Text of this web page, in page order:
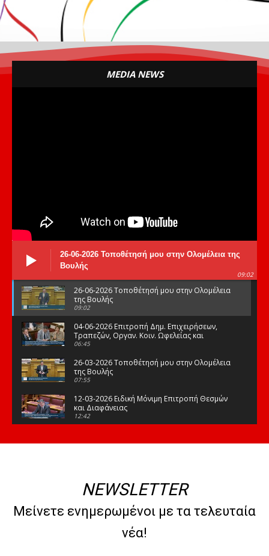
MEDIA NEWS
26-06-2026 Τοποθέτησή μου στην Ολομέλεια της
Βουλής
09:02
26-06-2026 Τοποθέτησή μου στην Ολομέλεια
της Βουλής
09:02
04-06-2026 Επιτροπή Δημ. Επιχειρήσεων,
Τραπεζών, Οργαν. Κοιν. Ωφελείας και
Φορέων Κοινων. Ασφάλισης
06:45
26-03-2026 Τοποθέτησή μου στην Ολομέλεια
της Βουλής
07:55
12-03-2026 Ειδική Μόνιμη Επιτροπή Θεσμών
και Διαφάνειας
12:42
της Βουλής
08:47
10-02-2026 Διαρκής Επιτροπή Μορφωτικών
Υποθέσεων
NEWSLETTER
Μείνετε ενημερωμένοι με τα τελευταία
νέα!